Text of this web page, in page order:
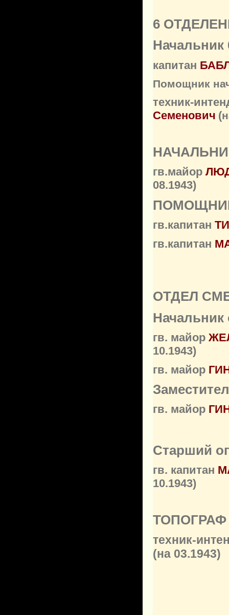
6
капитан
Помощник
техник-
Семенович (
гв.майор
08.1943)
гв.капитан
гв.капитан
ОТДЕЛ
Начальник
гв. майор
10.1943)
гв. майор
гв. майор
Старший
гв. капитан
10.1943)
ТОПОГРАФ
техник-
(на 03.1943)